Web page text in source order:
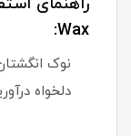
Wax:
نوک
دلخواه درآورید، پس